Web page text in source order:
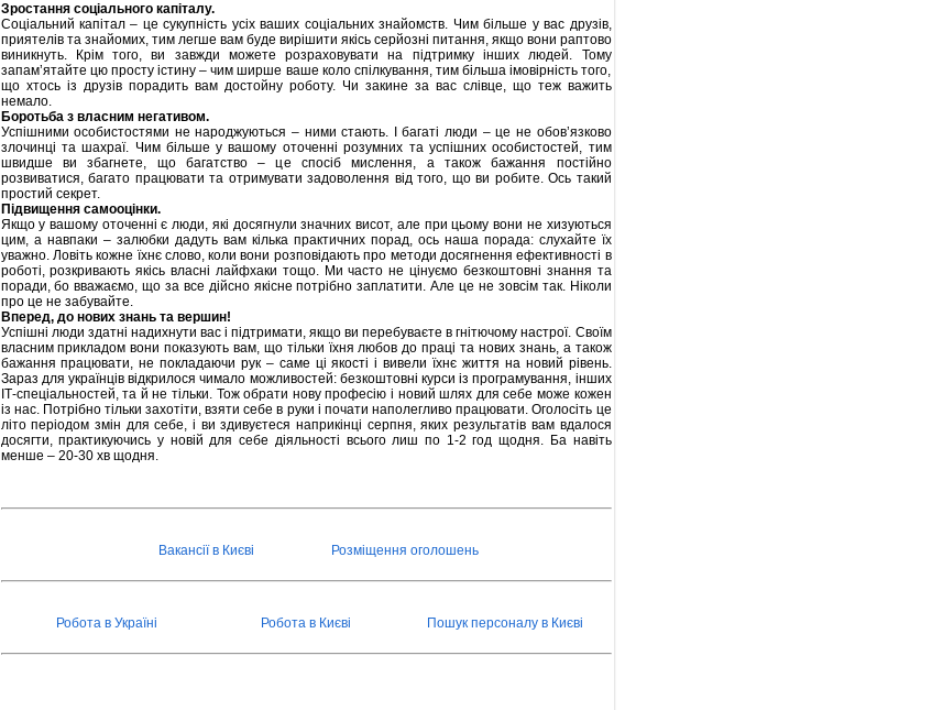
Зростання соціального капіталу.
Соціальний капітал – це сукупність усіх ваших соціальних знайомств. Чим більше у вас друзів,
приятелів та знайомих, тим легше вам буде вирішити якісь серйозні питання, якщо вони раптово
виникнуть. Крім того, ви завжди можете розраховувати на підтримку інших людей. Тому
запам’ятайте цю просту істину – чим ширше ваше коло спілкування, тим більша імовірність того,
що хтось із друзів порадить вам достойну роботу. Чи закине за вас слівце, що теж важить
немало.
Боротьба з власним негативом.
Успішними особистостями не народжуються – ними стають. І багаті люди – це не обов’язково
злочинці та шахраї. Чим більше у вашому оточенні розумних та успішних особистостей, тим
швидше ви збагнете, що багатство – це спосіб мислення, а також бажання постійно
розвиватися, багато працювати та отримувати задоволення від того, що ви робите. Ось такий
простий секрет.
Підвищення самооцінки.
Якщо у вашому оточенні є люди, які досягнули значних висот, але при цьому вони не хизуються
цим, а навпаки – залюбки дадуть вам кілька практичних порад, ось наша порада: слухайте їх
уважно. Ловіть кожне їхнє слово, коли вони розповідають про методи досягнення ефективності в
роботі, розкривають якісь власні лайфхаки тощо. Ми часто не цінуємо безкоштовні знання та
поради, бо вважаємо, що за все дійсно якісне потрібно заплатити. Але це не зовсім так. Ніколи
про це не забувайте.
Вперед, до нових знань та вершин!
Успішні люди здатні надихнути вас і підтримати, якщо ви перебуваєте в гнітючому настрої. Своїм
власним прикладом вони показують вам, що тільки їхня любов до праці та нових знань, а також
бажання працювати, не покладаючи рук – саме ці якості і вивели їхнє життя на новий рівень.
Зараз для українців відкрилося чимало можливостей: безкоштовні курси із програмування, інших
ІТ-спеціальностей, та й не тільки. Тож обрати нову професію і новий шлях для себе може кожен
із нас. Потрібно тільки захотіти, взяти себе в руки і почати наполегливо працювати. Оголосіть це
літо періодом змін для себе, і ви здивуєтеся наприкінці серпня, яких результатів вам вдалося
досягти, практикуючись у новій для себе діяльності всього лиш по 1-2 год щодня. Ба навіть
менше – 20-30 хв щодня.
Вакансії в Києві Розміщення оголошень
Робота в Україні Робота в Києві Пошук персоналу в Києві